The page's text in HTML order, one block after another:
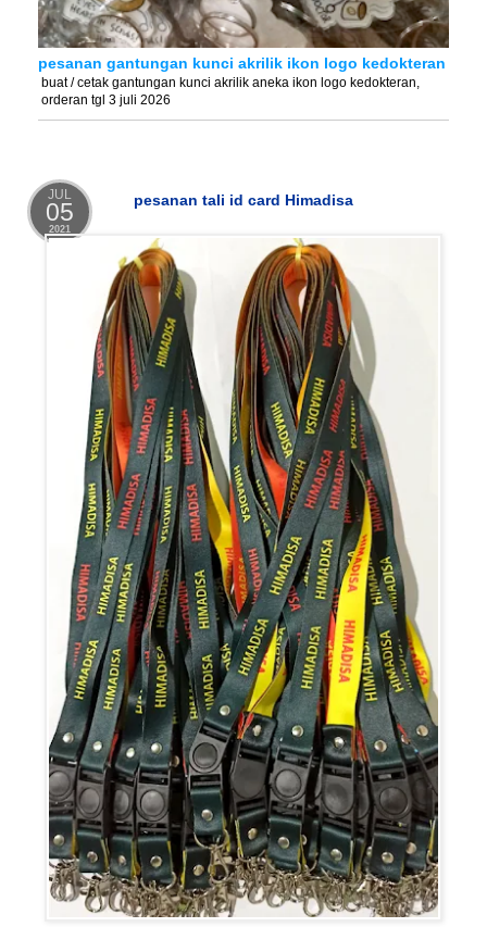
pesanan gantungan kunci akrilik ikon logo kedokteran
buat / cetak gantungan kunci akrilik aneka ikon logo kedokteran,
orderan tgl 3 juli 2026
JUL
05
2021
pesanan tali id card Himadisa